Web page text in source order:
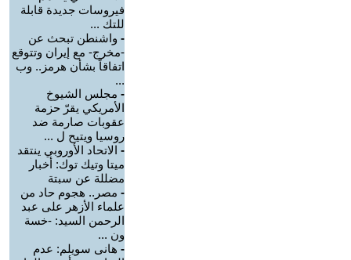
فيروسات جديدة قابلة
للتك ...
- واشنطن تبحث عن
-مخرج- مع إيران وتتوقع
اتفاقاً بشأن هرمز.. وب
...
- مجلس الشيوخ
الأمريكي يقرّ حزمة
عقوبات صارمة ضد
روسيا ويتيح ل ...
- الاتحاد الأوروبي ينتقد
ميتا وتيك توك: أخبار
مضللة عن سبتة
- مصر.. هجوم حاد من
علماء الأزهر على عبد
الرحمن السيد: -خسة
ون ...
- هانى سويلم: عدم